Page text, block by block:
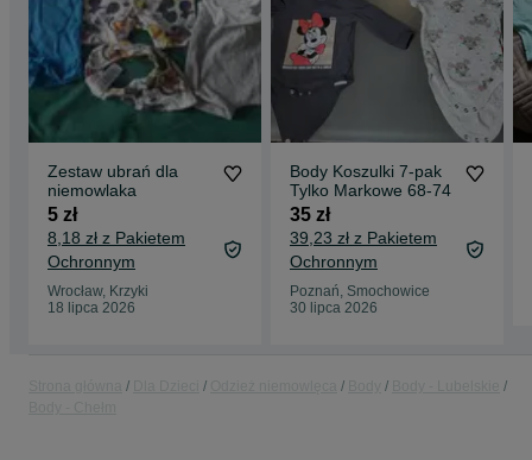
Zestaw ubrań dla
niemowlaka
5 zł
8,18 zł z Pakietem
Ochronnym
Wrocław, Krzyki
18 lipca 2026
Body Koszulki 7-pak
Tylko Markowe 68-74
35 zł
39,23 zł z Pakietem
Ochronnym
Poznań, Smochowice
30 lipca 2026